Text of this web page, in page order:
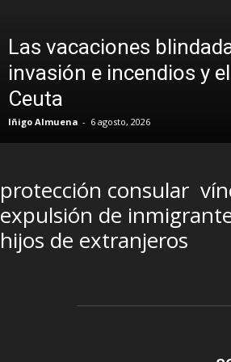
Las vacaciones
invasión e incendios y
Ceuta
Iñigo Almuena - 6 agosto, 2026
protección consular
expulsión de
hijos de extranjeros